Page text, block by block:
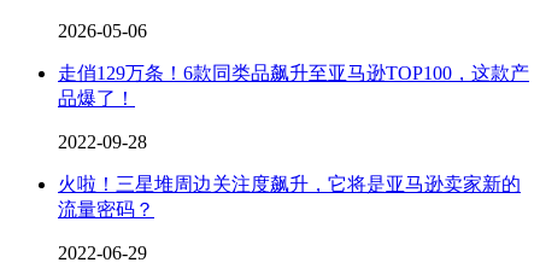
2026-05-06
走俏129万条！6款同类品飙升至亚马逊TOP100，这款产
品爆了！
2022-09-28
火啦！三星堆周边关注度飙升，它将是亚马逊卖家新的
流量密码？
2022-06-29